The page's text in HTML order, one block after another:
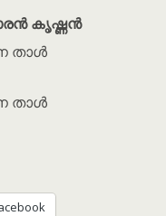
കൃഷ്ണൻ
താൾ
താൾ